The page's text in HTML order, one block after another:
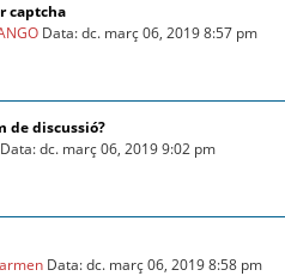
captcha
Data: dc. març 06, 2019 8:57 pm
de discussió?
Data: dc. març 06, 2019 9:02 pm
Data: dc. març 06, 2019 8:58 pm